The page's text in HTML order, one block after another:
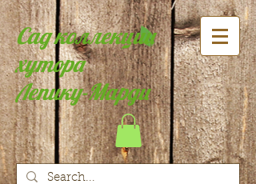
Сад коллекции
хутора
Лепику-Марди